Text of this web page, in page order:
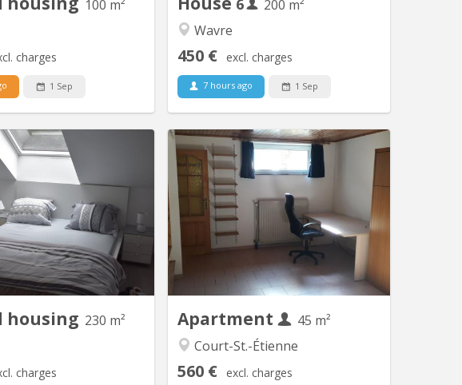
100 m²
charges
1 Sep
200 m²
Wavre
450 € excl. charges
7 hours ago 1 Sep
housing 230 m²
charges
3 niveaux : au rez
colocataire, au 1er et
étudiants 230 m2 à
, 4 ch au 1er, 2 salles de
de douche , 2 wc, au 2
1 salle de douche
lavabo, un Grand, d living 2
canapés 2 fauteuils pour...
Apartment
45 m²
Court-St.-Étienne
560 € excl. charges
KV 1905
Uniquement pour 1 ÉTUDIANT(E) sur
Louvain-la-Neuve Beau studio meublé
complètement privatif de 45M2 à louer
Parfait état Loyer mensuel 560 euros,
forfait pour les charges 100 euros par
mois = 660 euros TOUT COMPRIS
(électricité, chauffage, eau, internet)
Pas de domicile Séjour carrelé,